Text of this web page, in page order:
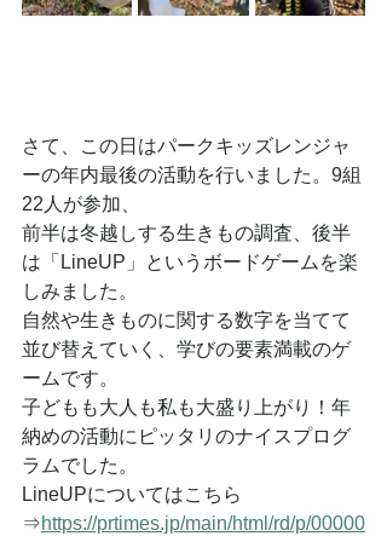
さて、この日はパークキッズレンジャ
ーの年内最後の活動を行いました。9組
22人が参加、
前半は冬越しする生きもの調査、後半
は「LineUP」というボードゲームを楽
しみました。
自然や生きものに関する数字を当てて
並び替えていく、学びの要素満載のゲ
ームです。
子どもも大人も私も大盛り上がり！年
納めの活動にピッタリのナイスプログ
ラムでした。
LineUPについてはこちら
⇒https://prtimes.jp/main/html/rd/p/00000